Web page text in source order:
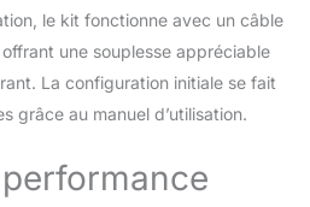
écran couleur (2,4") et
d'un clavier tactile
COMPATIBLE AVEC
l'application TUYA
pour iOS et Android vous
le kit fonctionne avec un câble
une souplesse appréciable
La configuration initiale se fait
grâce au manuel d’utilisation.